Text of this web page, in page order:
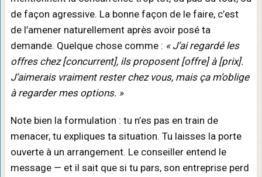
de façon agressive. La bonne façon de le faire, c’est
de l’amener naturellement après avoir posé ta
demande. Quelque chose comme : « J’ai regardé les
offres chez [concurrent], ils proposent [offre] à [prix].
J’aimerais vraiment rester chez vous, mais ça m’oblige
à regarder mes options. »
Note bien la formulation : tu n’es pas en train de
menacer, tu expliques ta situation. Tu laisses la porte
ouverte à un arrangement. Le conseiller entend le
message — et il sait que si tu pars, son entreprise perd